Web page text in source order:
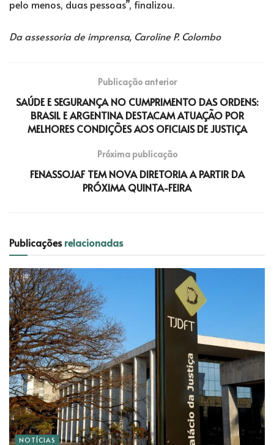
pelo menos, duas pessoas”, finalizou.
Da assessoria de imprensa, Caroline P. Colombo
Publicação anterior
SAÚDE E SEGURANÇA NO CUMPRIMENTO DAS ORDENS:
BRASIL E ARGENTINA DESTACAM ATUAÇÃO POR
MELHORES CONDIÇÕES AOS OFICIAIS DE JUSTIÇA
Próxima publicação
FENASSOJAF TEM NOVA DIRETORIA A PARTIR DA
PRÓXIMA QUINTA-FEIRA
Publicaçõesrelacionadas
NOTÍCIAS